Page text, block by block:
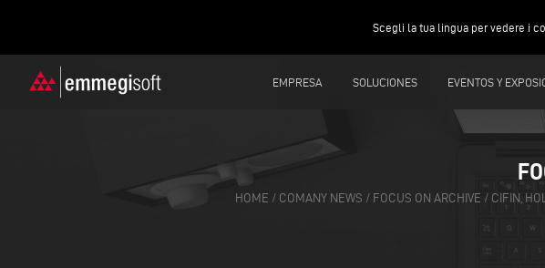
Scegli la tua lingua per vedere i
EMPRESA SOLUCIONES EVENTOS Y
HOME / COMANY NEWS / FOCUS ON ARCHIVE / CIFIN,